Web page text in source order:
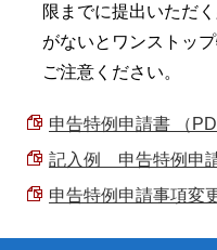
限までに提出いただ
がないとワンストッ
ご注意ください。
申告特例申請書 （
記入例 申告特例申
申告特例申請事項変